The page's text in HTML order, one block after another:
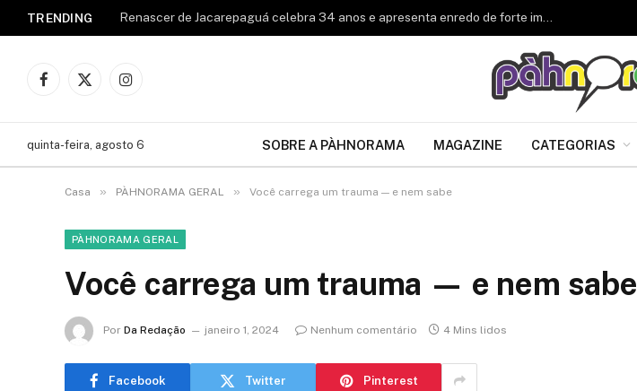
TRENDING Renascer de Jacarepaguá celebra 34 anos e apresenta enredo de forte impacto para o Carnaval 2027
Facebook
X
Instagram
quinta-feira, agosto 6 SOBRE A PÀHNORAMA MAGAZINE CATEGORIAS
Casa » PÀHNORAMA GERAL » Você carrega um trauma — e nem sabe
PÀHNORAMA GERAL
Você carrega um trauma — e nem sabe
Por Da Redação janeiro 1, 2024 Nenhum comentário 4 Mins lidos
Facebook Twitter Pinterest